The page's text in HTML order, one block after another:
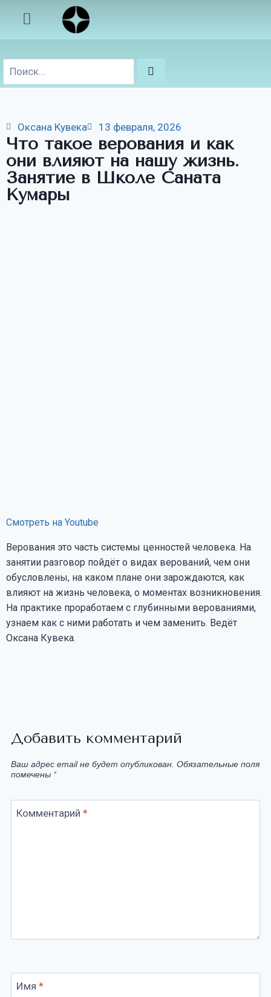
Оксана Кувека 13 февраля, 2026
Что такое верования и как
они влияют на нашу жизнь.
Занятие в Школе Саната
Кумары
Смотреть на Youtube
Верования это часть системы ценностей человека. На
занятии разговор пойдёт о видах верований, чем они
обусловлены, на каком плане они зарождаются, как
влияют на жизнь человека, о моментах возникновения.
На практике проработаем с глубинными верованиями,
узнаем как с ними работать и чем заменить. Ведёт
Оксана Кувека.
Добавить комментарий
Ваш адрес email не будет опубликован. Обязательные поля
помечены *
Комментарий *
Имя *